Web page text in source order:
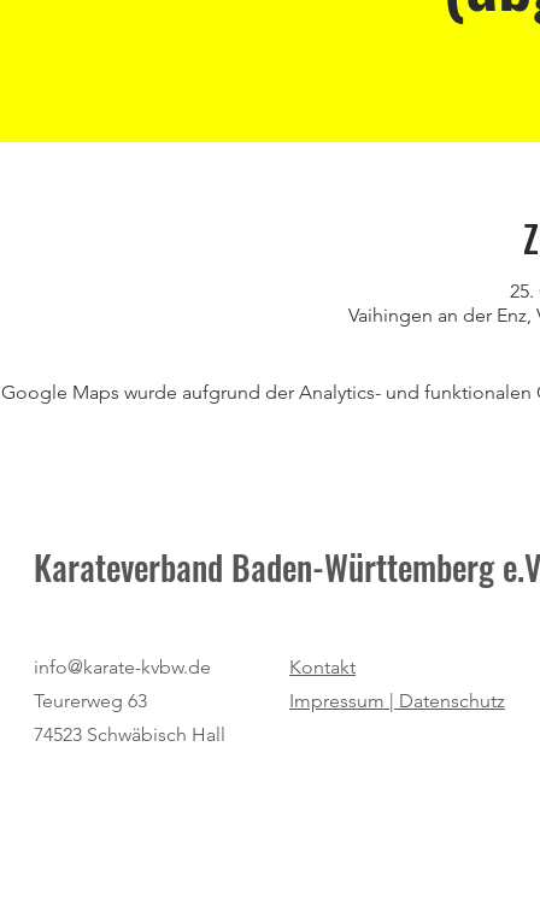
25.
Vaihingen an der
Google Maps wurde aufgrund der Analytics- und
Karateverband Baden-Württemberg
info@karate-kvbw.de
Teurerweg 63
74523 Schwäbisch Hall
Kontakt
Impressum | Datenschutz